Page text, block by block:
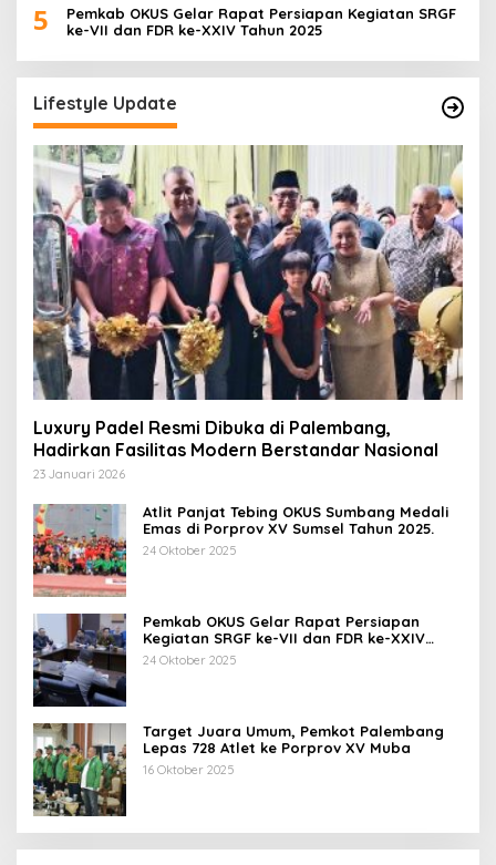
5
Pemkab OKUS Gelar Rapat Persiapan Kegiatan SRGF
ke-VII dan FDR ke-XXIV Tahun 2025
Lifestyle Update
Luxury Padel Resmi Dibuka di Palembang,
Hadirkan Fasilitas Modern Berstandar Nasional
23 Januari 2026
Atlit Panjat Tebing OKUS Sumbang Medali
Emas di Porprov XV Sumsel Tahun 2025.
24 Oktober 2025
Pemkab OKUS Gelar Rapat Persiapan
Kegiatan SRGF ke-VII dan FDR ke-XXIV
Tahun 2025
24 Oktober 2025
Target Juara Umum, Pemkot Palembang
Lepas 728 Atlet ke Porprov XV Muba
16 Oktober 2025